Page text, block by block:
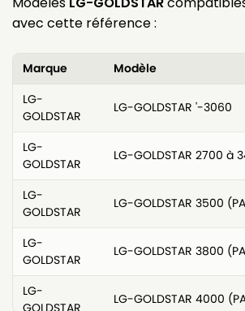
avec cette référence :
Marque
Modèle
LG-
GOLDSTAR
LG-GOLDSTAR '-3060
LG-
GOLDSTAR
LG-GOLDSTAR 2700 à
LG-
GOLDSTAR
LG-GOLDSTAR 3500
LG-
GOLDSTAR
LG-GOLDSTAR 3800
LG-
GOLDSTAR
LG-GOLDSTAR 4000